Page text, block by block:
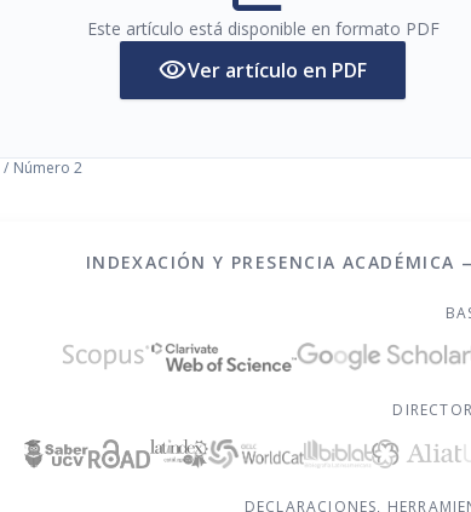
Este artículo está disponible en formato PDF
visibilityVer artículo en PDF
/ Número 2
INDEXACIÓN Y PRESENCIA
DECLARACIONES,